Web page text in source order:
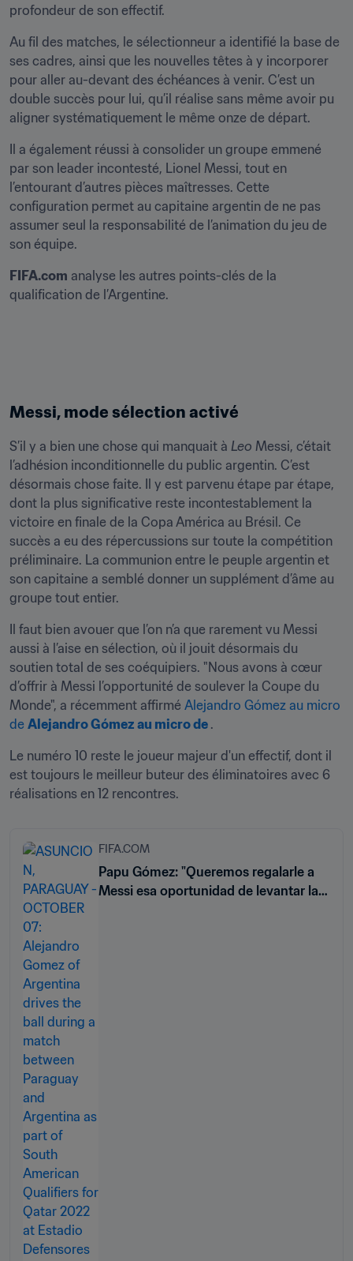
profondeur de son effectif.
Au fil des matches, le sélectionneur a identifié la base de
ses cadres, ainsi que les nouvelles têtes à y incorporer
pour aller au-devant des échéances à venir. C’est un
double succès pour lui, qu’il réalise sans même avoir pu
aligner systématiquement le même onze de départ.
Il a également réussi à consolider un groupe emmené
par son leader incontesté, Lionel Messi, tout en
l’entourant d’autres pièces maîtresses. Cette
configuration permet au capitaine argentin de ne pas
assumer seul la responsabilité de l’animation du jeu de
son équipe.
FIFA.com analyse les autres points-clés de la
qualification de l’Argentine.
Messi, mode sélection activé
S’il y a bien une chose qui manquait à Leo Messi, c’était
l’adhésion inconditionnelle du public argentin. C’est
désormais chose faite. Il y est parvenu étape par étape,
dont la plus significative reste incontestablement la
victoire en finale de la Copa América au Brésil. Ce
succès a eu des répercussions sur toute la compétition
préliminaire. La communion entre le peuple argentin et
son capitaine a semblé donner un supplément d’âme au
groupe tout entier.
Il faut bien avouer que l’on n’a que rarement vu Messi
aussi à l’aise en sélection, où il jouit désormais du
soutien total de ses coéquipiers. "Nous avons à cœur
d’offrir à Messi l’opportunité de soulever la Coupe du
Monde", a récemment affirmé Alejandro Gómez au micro
de Alejandro Gómez au micro de .
Le numéro 10 reste le joueur majeur d'un effectif, dont il
est toujours le meilleur buteur des éliminatoires avec 6
réalisations en 12 rencontres.
FIFA.COM
Papu Gómez: "Queremos regalarle a
Messi esa oportunidad de levantar la